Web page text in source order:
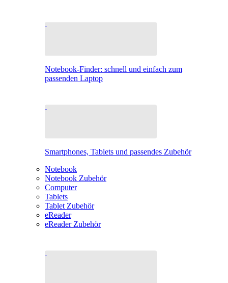
Notebook-Finder: schnell und einfach zum
passenden Laptop
Smartphones, Tablets und passendes Zubehör
Notebook
Notebook Zubehör
Computer
Tablets
Tablet Zubehör
eReader
eReader Zubehör